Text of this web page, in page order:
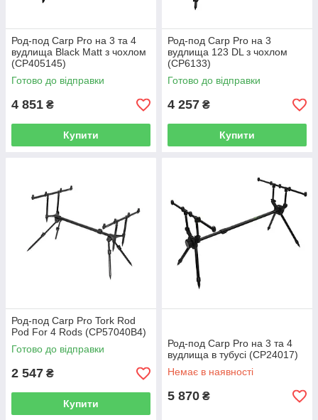
Род-под Carp Pro на 3 та 4
вудлища Black Matt з чохлом
(CP405145)
Готово до відправки
4 851 ₴
Купити
Род-под Carp Pro на 3
вудлища 123 DL з чохлом
(CP6133)
Готово до відправки
4 257 ₴
Купити
Род-под Carp Pro Tork Rod
Pod For 4 Rods (CP57040B4)
Готово до відправки
2 547 ₴
Купити
Род-под Carp Pro на 3 та 4
вудлища в тубусі (CP24017)
Немає в наявності
5 870 ₴